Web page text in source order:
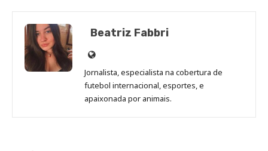
Beatriz Fabbri
Site
de
Beatriz
Fabbri
Jornalista, especialista na cobertura de
futebol internacional, esportes, e
apaixonada por animais.